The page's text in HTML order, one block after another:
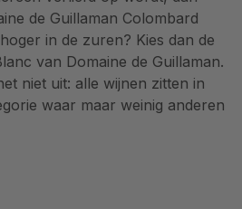
de Guillaman Colombard
in de zuren? Kies dan de
van Domaine de Guillaman.
niet uit: alle wijnen zitten in
waar maar weinig anderen